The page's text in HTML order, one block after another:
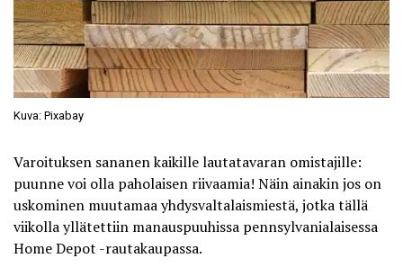
Kuva: Pixabay
Varoituksen sananen kaikille lautatavaran omistajille:
puunne voi olla paholaisen riivaamia! Näin ainakin jos on
uskominen muutamaa yhdysvaltalaismiestä, jotka tällä
viikolla yllätettiin manauspuuhissa pennsylvanialaisessa
Home Depot -rautakaupassa.